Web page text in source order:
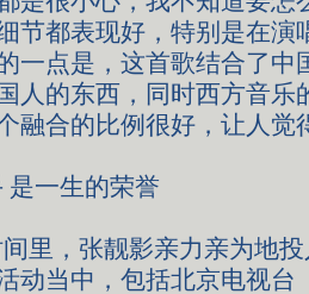
节都表现好，特别是在演
一点是，这首歌结合了中
人的东西，同时西方音乐
融合的比例很好，让人觉
是一生的荣誉
里，张靓影亲力亲为地
动当中，包括北京电视台